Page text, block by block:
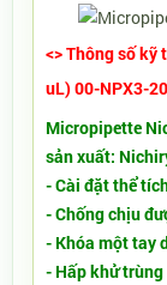
<> Thông số
uL) 00-NPX3-
Micropipette
sản xuất:
- Cài đặt thể
- Chống chịu
- Khóa một tay
- Hấp khử